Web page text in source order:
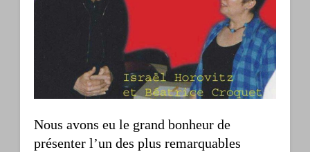
Nous avons eu le grand bonheur de
présenter l’un des plus remarquables